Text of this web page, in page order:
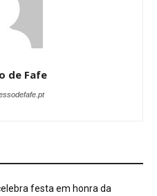
de Fafe
festa em honra da